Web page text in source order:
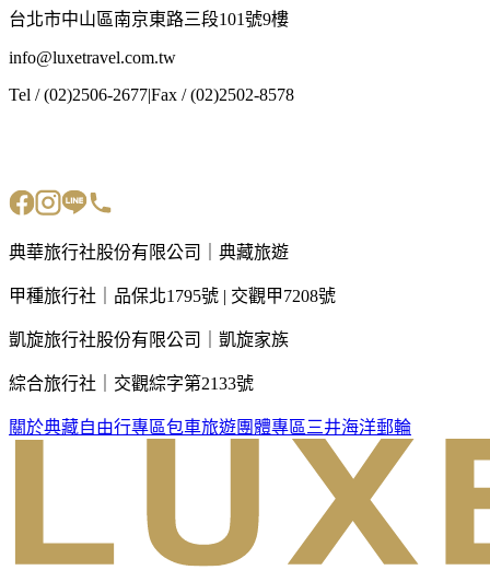
台北市中山區南京東路三段101號9樓
info@luxetravel.com.tw
Tel / (02)2506-2677|Fax / (02)2502-8578
典華旅行社股份有限公司｜典藏旅遊
甲種旅行社｜品保北1795號 | 交觀甲7208號
凱旋旅行社股份有限公司｜凱旋家族
綜合旅行社｜交觀綜字第2133號
關於典藏自由行專區包車旅遊團體專區 三井海洋郵輪